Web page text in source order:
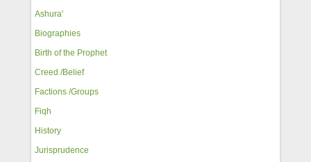
Ashura'
Biographies
Birth of the Prophet
Creed /Belief
Factions /Groups
Fiqh
History
Jurisprudence